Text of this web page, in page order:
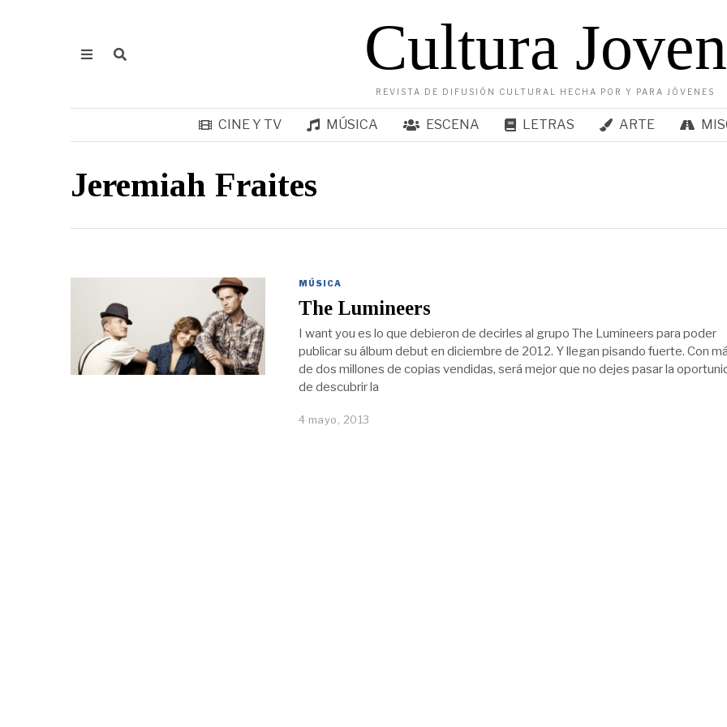
Cultura Joven
REVISTA DE DIFUSIÓN CULTURAL HECHA POR Y PARA JÓVENES
CINE Y TV MÚSICA ESCENA LETRAS ARTE
Jeremiah Fraites
MÚSICA
The Lumineers
I want you es lo que debieron de decirles al grupo The Lumineers para poder
publicar su álbum debut en diciembre de 2012. Y llegan pisando fuerte. Con
de dos millones de copias vendidas, será mejor que no dejes pasar la
de descubrir la
4 mayo, 2013